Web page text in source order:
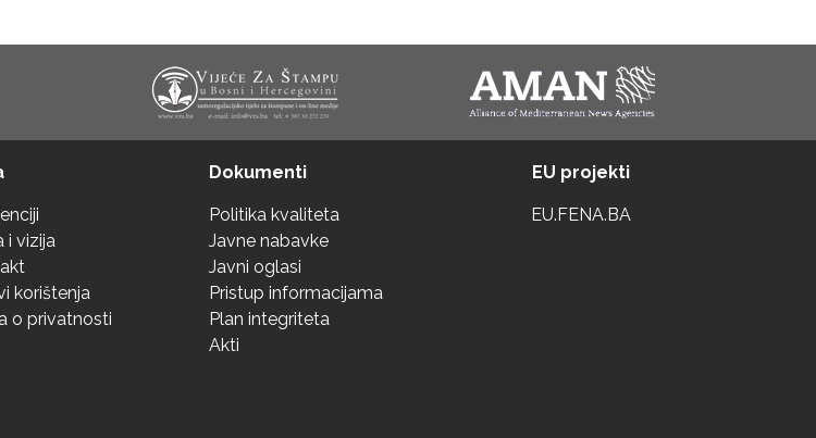
i vizija
korištenja
o privatnosti
Dokumenti
Politika kvaliteta
Javne nabavke
Javni oglasi
Pristup informacijama
Plan integriteta
Akti
EU projekti
EU.FENA.BA